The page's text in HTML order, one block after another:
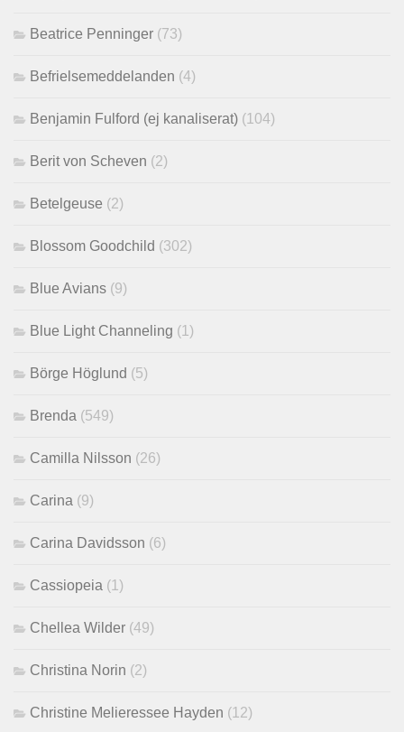
Beatrice Penninger (73)
Befrielsemeddelanden (4)
Benjamin Fulford (ej kanaliserat) (104)
Berit von Scheven (2)
Betelgeuse (2)
Blossom Goodchild (302)
Blue Avians (9)
Blue Light Channeling (1)
Börge Höglund (5)
Brenda (549)
Camilla Nilsson (26)
Carina (9)
Carina Davidsson (6)
Cassiopeia (1)
Chellea Wilder (49)
Christina Norin (2)
Christine Melieressee Hayden (12)